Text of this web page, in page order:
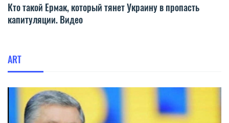
Кто такой Ермак, который тянет Украину в пропасть
капитуляции. Видео
ART